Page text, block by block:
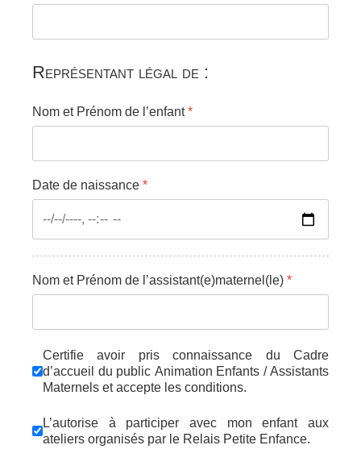
Représentant légal de :
Nom et Prénom de l’enfant*
Date de naissance *
Nom et Prénom de l’assistant(e)maternel(le) *
Certifie avoir pris connaissance du Cadre
d’accueil du public Animation Enfants / Assistants
Maternels et accepte les conditions.
L’autorise à participer avec mon enfant aux
ateliers organisés par le Relais Petite Enfance.